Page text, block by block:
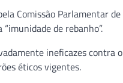
Comissão Parlamentar de
de rebanho”.
ineficazes contra o
éticos vigentes.